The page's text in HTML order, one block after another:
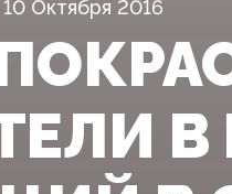
10 Октября 2016